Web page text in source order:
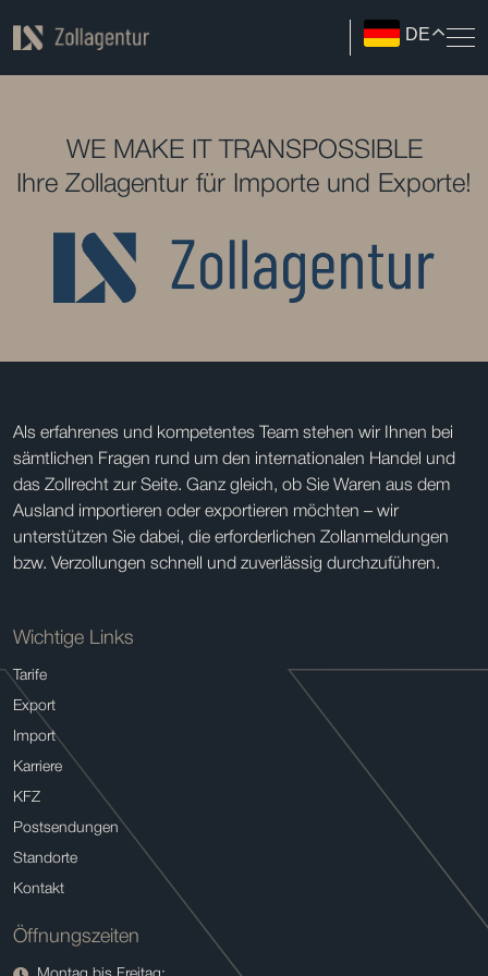
DE
WE MAKE IT TRANSPOSSIBLE
Ihre Zollagentur für Importe und Exporte!
Als erfahrenes und kompetentes Team stehen wir Ihnen bei
sämtlichen Fragen rund um den internationalen Handel und
das Zollrecht zur Seite. Ganz gleich, ob Sie Waren aus dem
Ausland importieren oder exportieren möchten – wir
unterstützen Sie dabei, die erforderlichen Zollanmeldungen
bzw. Verzollungen schnell und zuverlässig durchzuführen.
Wichtige Links
Tarife
Export
Import
Karriere
KFZ
Postsendungen
Standorte
Kontakt
Öffnungszeiten